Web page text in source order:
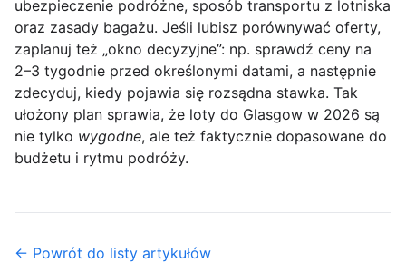
ubezpieczenie podróżne, sposób transportu z lotniska
oraz zasady bagażu. Jeśli lubisz porównywać oferty,
zaplanuj też „okno decyzyjne”: np. sprawdź ceny na
2–3 tygodnie przed określonymi datami, a następnie
zdecyduj, kiedy pojawia się rozsądna stawka. Tak
ułożony plan sprawia, że loty do Glasgow w 2026 są
nie tylko wygodne, ale też faktycznie dopasowane do
budżetu i rytmu podróży.
← Powrót do listy artykułów